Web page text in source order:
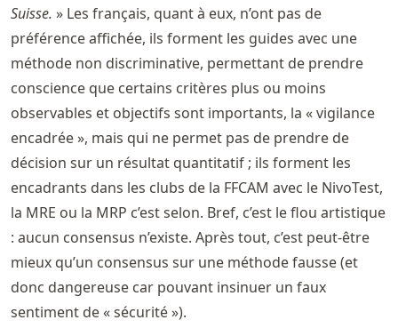
Suisse. » Les français, quant à eux, n’ont pas de
préférence affichée, ils forment les guides avec une
méthode non discriminative, permettant de prendre
conscience que certains critères plus ou moins
observables et objectifs sont importants, la « vigilance
encadrée », mais qui ne permet pas de prendre de
décision sur un résultat quantitatif ; ils forment les
encadrants dans les clubs de la FFCAM avec le NivoTest,
la MRE ou la MRP c’est selon. Bref, c’est le flou artistique
: aucun consensus n’existe. Après tout, c’est peut-être
mieux qu’un consensus sur une méthode fausse (et
donc dangereuse car pouvant insinuer un faux
sentiment de « sécurité »).